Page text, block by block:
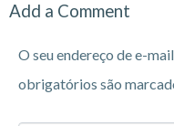
Add a Comment
O seu endereço de e-
obrigatórios são